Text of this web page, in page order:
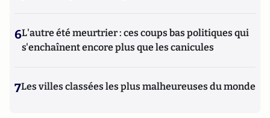
6L'autre été meurtrier : ces coups bas politiques qui
s'enchaînent encore plus que les canicules
7Les villes classées les plus malheureuses du monde